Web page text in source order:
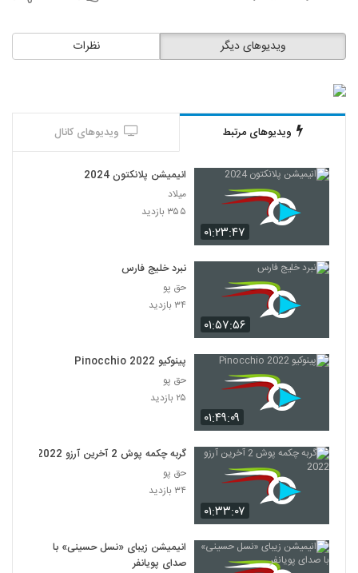
نظرات ویدیوهای دیگر
ویدیوهای مرتبط ویدیوهای کانال
۰۱:۲۳:۴۷
انیمیشن پلانکتون 2024
میلاد
۳۵۵ بازدید
۰۱:۵۷:۵۶
نبرد خلیج فارس
حق پو
۳۴ بازدید
۰۱:۴۹:۰۹
پینوکیو Pinocchio 2022
حق پو
۲۵ بازدید
۰۱:۳۳:۰۷
گربه چکمه پوش 2 آخرین آرزو 2022
حق پو
۳۴ بازدید
انیمیشن زیبای «نسل حسینی» با
صدای پویانفر